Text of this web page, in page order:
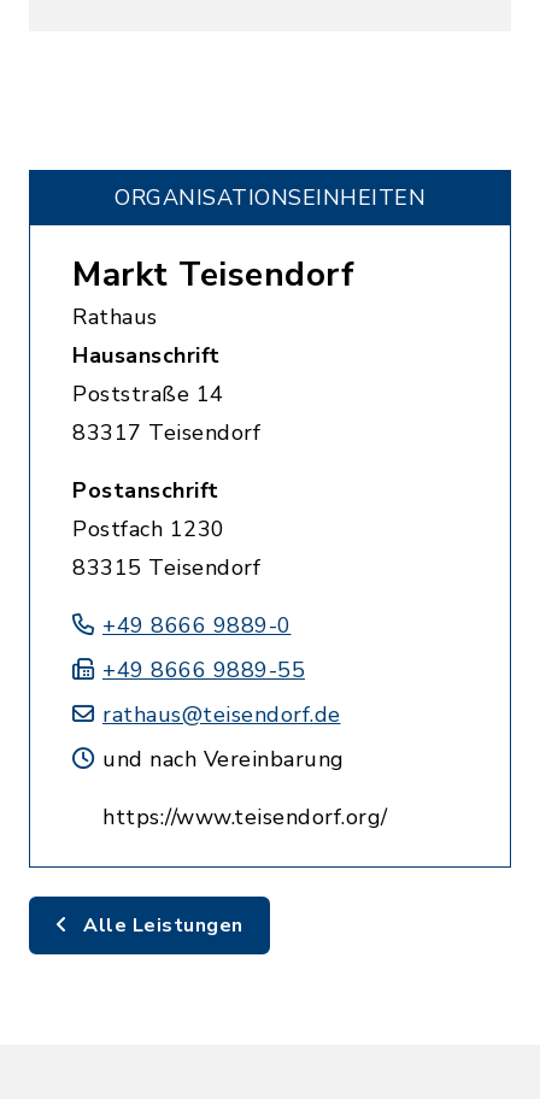
ORGANISATIONS­EINHEITEN
Markt Teisendorf
Rathaus
Hausanschrift
Poststraße 14
83317 Teisendorf
Postanschrift
Postfach 1230
83315 Teisendorf
+49 8666 9889-0
+49 8666 9889-55
rathaus@teisendorf.de
und nach Vereinbarung
https://www.teisendorf.org/
Alle Leistungen